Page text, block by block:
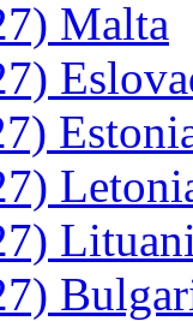
Malta